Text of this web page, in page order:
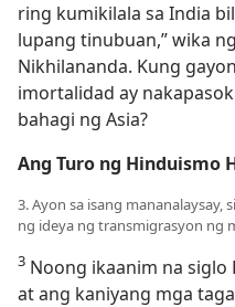
ring kumikilala sa India
lupang tinubuan,” wika
Nikhilananda. Kung
imortalidad ay
bahagi ng Asia?
Ang Turo ng Hinduismo
3. Ayon sa isang mananalaysay,
ng ideya ng transmigrasyon ng
3 Noong ikaanim na siglo
at ang kaniyang mga